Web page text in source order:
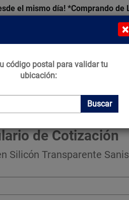
el mismo día! *Comprando de
Tips que Construyen
de Cotización
Silicón Transparente
×
código postal para validar tu
ubicación:
Buscar